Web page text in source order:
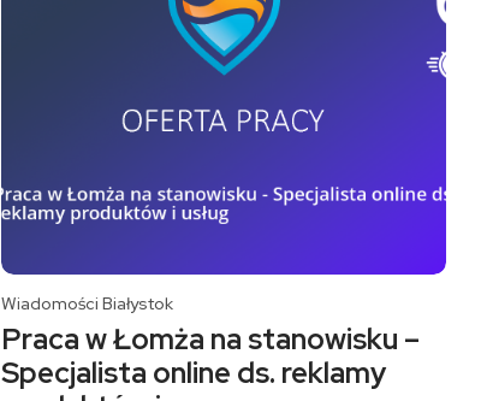
Wiadomości Białystok
Praca w Łomża na stanowisku –
Specjalista online ds. reklamy